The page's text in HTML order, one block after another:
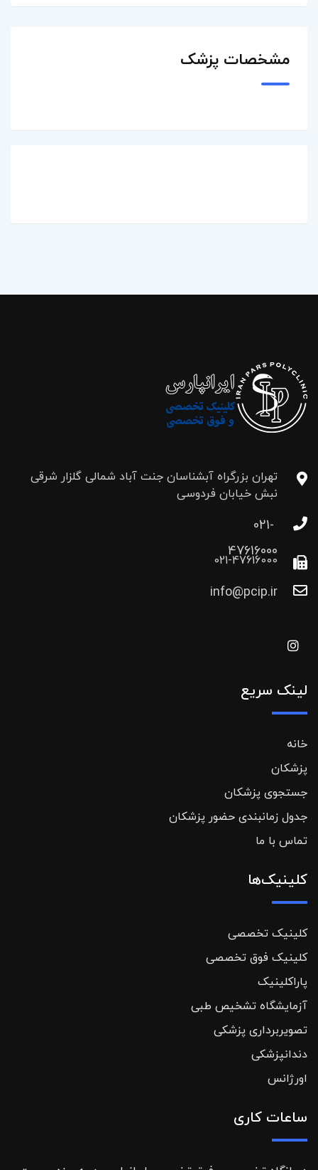
مشخصات پزشک
تهران بزرگراه آبشناسان جنت آباد شمالی گلزار شرقی
نبش خیابان فردوسی
021-
47616000
021-47616000
info@pcip.ir
لینک سریع
خانه
پزشکان
جستجوی پزشکان
جدول زمانبندی حضور پزشکان
تماس با ما
کلینیک‌ها
کلینیک تخصصی
کلینیک فوق تخصصی
پاراکلینیک
آزمایشگاه تشخیص طبی
تصویربرداری پزشکی
دندانپزشکی
اورژانس
ساعات کاری